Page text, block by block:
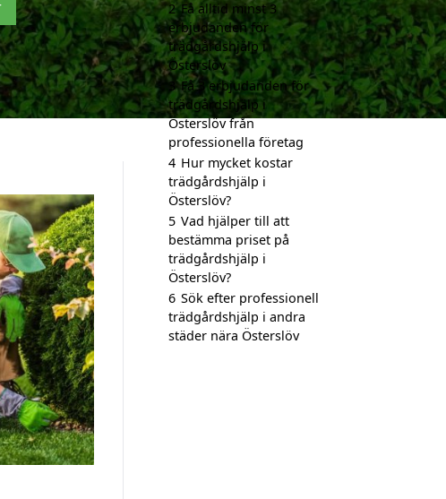
2 Få alltid minst 3
erbjudanden för
trädgårdshjälp i
Österslöv
3 Få 3 erbjudanden för
trädgårdshjälp i
Österslöv från
professionella företag
4 Hur mycket kostar
trädgårdshjälp i
Österslöv?
5 Vad hjälper till att
bestämma priset på
trädgårdshjälp i
Österslöv?
6 Sök efter professionell
trädgårdshjälp i andra
städer nära Österslöv